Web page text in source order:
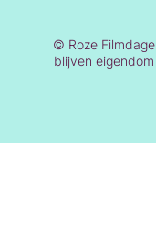
© Roze
blijven